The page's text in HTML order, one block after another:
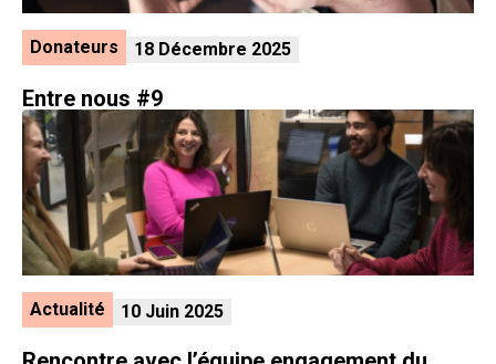
Donateurs 18 Décembre 2025
Entre nous #9
Actualité 10 Juin 2025